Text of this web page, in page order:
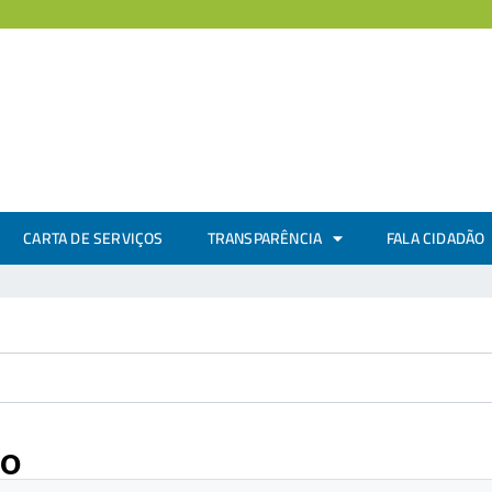
CARTA DE SERVIÇOS TRANSPARÊNCIA FALA CIDADÃO
.